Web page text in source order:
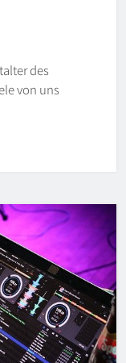
des
von uns